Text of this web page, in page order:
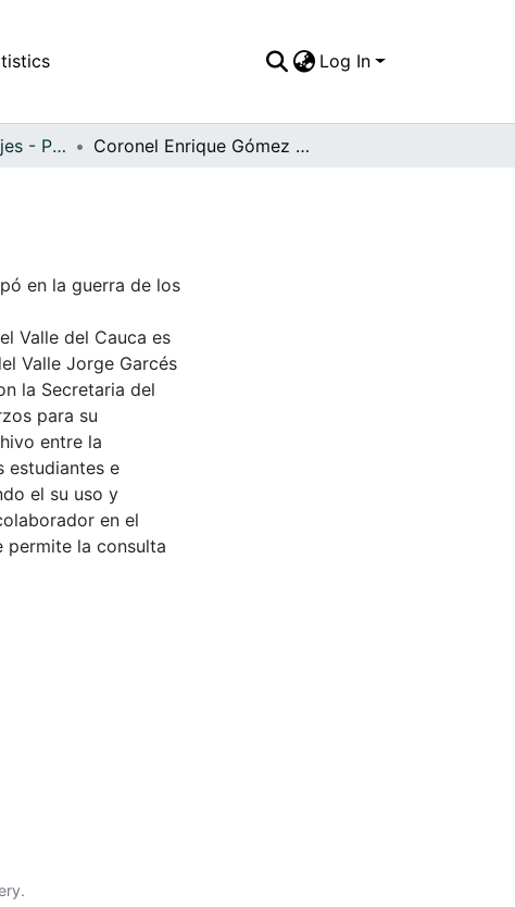
Log In
APFFVC - Personajes - Patrimonial Coronel Enrique Gómez Arana
en la guerra de los
Valle del Cauca es
Valle Jorge Garcés
la Secretaria del
para su
entre la
estudiantes e
el su uso y
en el
la consulta